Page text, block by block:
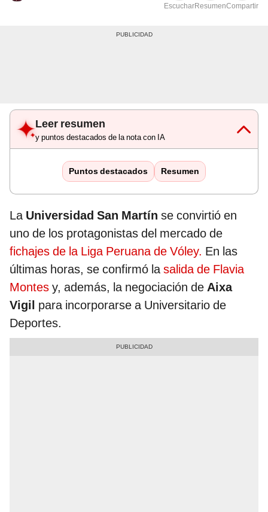
EscucharResumenCompartir
Leer resumen
y puntos destacados de la nota con IA
Puntos destacados Resumen
La Universidad San Martín se convirtió en
uno de los protagonistas del mercado de
fichajes de la Liga Peruana de Vóley. En las
últimas horas, se confirmó lasalida de Flavia
Montes y, además, la negociación de Aixa
Vigil para incorporarse a Universitario de
Deportes.